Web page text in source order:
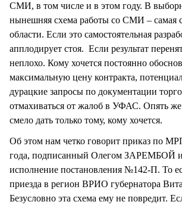
СМИ, в том числе и в этом году. В
нынешняя схема работы со СМИ – самая
области. Если это самостоятельная
апплодирует стоя. Если результат
неплохо. Кому хочется постоянно
максимальную цену контракта,
дурацкие запросы по документации
отмахиваться от жалоб в УФАС. Опять
смело дать только тому, кому хочется.
Об этом нам четко говорит приказ по
года, подписанный Олегом ЗАРЕМБОЙ
исполнение постановления №142-П. То
приезда в регион ВРИО губернатора
Безусловно эта схема ему не повредит.